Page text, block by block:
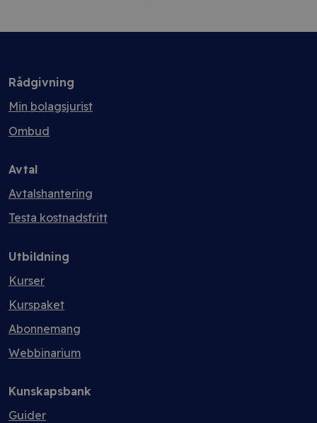
Rådgivning
Min bolagsjurist
Ombud
Avtal
Avtalshantering
Testa kostnadsfritt
Utbildning
Kurser
Kurspaket
Abonnemang
Webbinarium
Kunskapsbank
Guider